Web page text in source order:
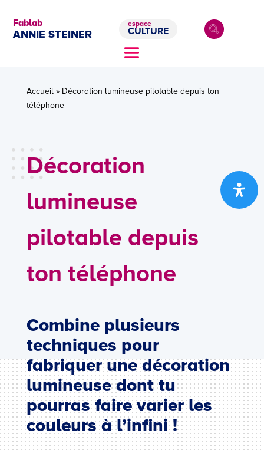
Fablab
ANNIE STEINER
espace
CULTURE
Accueil» Décoration lumineuse pilotable depuis ton
téléphone
Décoration
lumineuse
pilotable depuis
ton téléphone
Combine plusieurs
techniques pour
fabriquer une décoration
lumineuse dont tu
pourras faire varier les
couleurs à l’infini !